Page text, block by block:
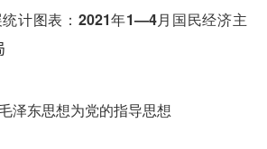
计图表：2021年1—4月国民经济主
泽东思想为党的指导思想